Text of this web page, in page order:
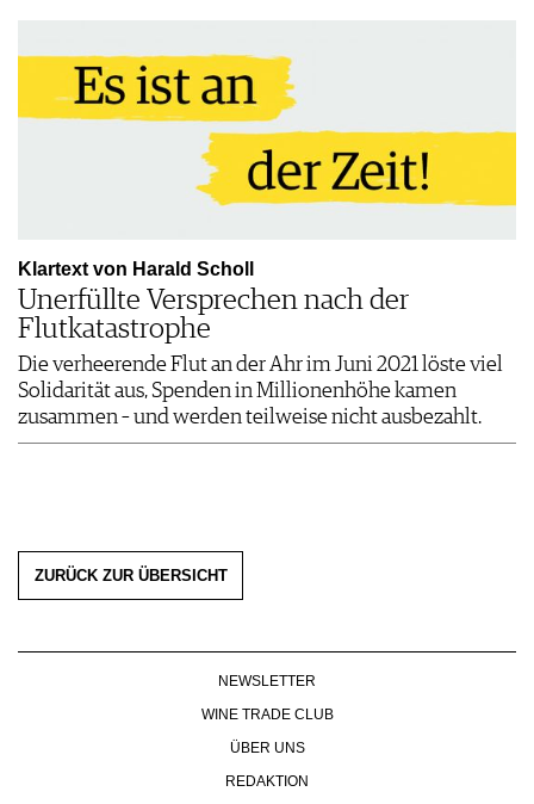
Klartext von Harald Scholl
Unerfüllte Versprechen nach der
Flutkatastrophe
Die verheerende Flut an der Ahr im Juni 2021 löste viel
Solidarität aus, Spenden in Millionenhöhe kamen
zusammen – und werden teilweise nicht ausbezahlt.
ZURÜCK ZUR ÜBERSICHT
NEWSLETTER
WINE TRADE CLUB
ÜBER UNS
REDAKTION